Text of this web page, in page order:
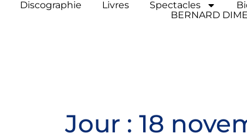
Discographie Livres Spectacles
BERNARD
Jour : 18